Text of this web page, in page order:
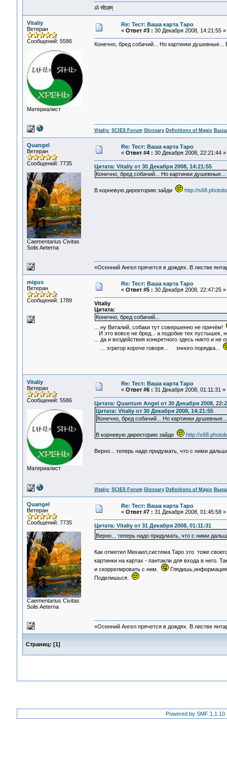
ॐ सोऽहम्
Vitaliy
Ветеран
Сообщений: 5586
Материалист
Re: Тест: Ваша карта Таро
« Ответ #3 : 30 Декабря 2008, 14:21:55 »
Конечно, бред собачий... Но картинки душевные...
Vitaliy: SCIES Forum Glossary Definitions of Magic
Quangel
Ветеран
Сообщений: 7735
Сaementarius Civitas
Solis Aeterna
Re: Тест: Ваша карта Таро
« Ответ #4 : 30 Декабря 2008, 22:21:44 »
Цитата: Vitaliy от 30 Декабря 2008, 14:21:55
Конечно, бред собачий... Но картинки
В корневую директорию зайди http://
«Осенний Ангел прячется в дождях. В листве
migus
Ветеран
Сообщений: 1789
Re: Тест: Ваша карта Таро
« Ответ #5 : 30 Декабря 2008, 22:47:25 »
Vitaliy
Цитата:
Конечно, бред собачий...
... ну Виталий, собаки тут совершенно не причём!
И это вовсе не бред... а подобие тех пустышек,
... да и воздействия конкретного здесь никто и не
... эгрегор короче говоря... энного порядка...
Vitaliy
Ветеран
Сообщений: 5586
Материалист
Re: Тест: Ваша карта Таро
« Ответ #6 : 31 Декабря 2008, 01:11:31 »
Цитата: Quantum Angel от 30 Декабря 2008,
Цитата: Vitaliy от 30 Декабря 2008, 14:21:55
Конечно, бред собачий... Но картинки
В корневую директорию зайди http://
Верно... теперь надо придумать, что с ними
Vitaliy: SCIES Forum Glossary Definitions of Magic
Quangel
Ветеран
Сообщений: 7735
Сaementarius Civitas
Solis Aeterna
Re: Тест: Ваша карта Таро
« Ответ #7 : 31 Декабря 2008, 01:45:58 »
Цитата: Vitaliy от 31 Декабря 2008, 01:11:31
Верно... теперь надо придумать, что с ними
Как отметил Михаил,система Таро это тоже
картинки на картах - пантакли для входа в него.
и скоррелировать с ним.
Глядишь,информация
Поделишься.
«Осенний Ангел прячется в дождях. В листве
Страниц: [1]
Powered by SMF 1.1.10